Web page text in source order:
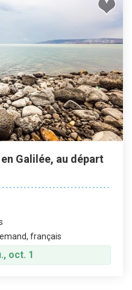
Galilée, au départ
français
oct. 1